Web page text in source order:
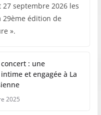
septembre 2026 les
29ème édition de
».
: une
et engagée à La
2025